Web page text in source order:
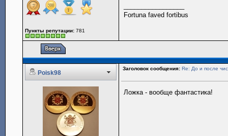
Пункты репутации: 781
Fortuna faved fortibus
Poisk98
Заголовок сообщения: Re: До и после
Ложка - вообще фантастика!